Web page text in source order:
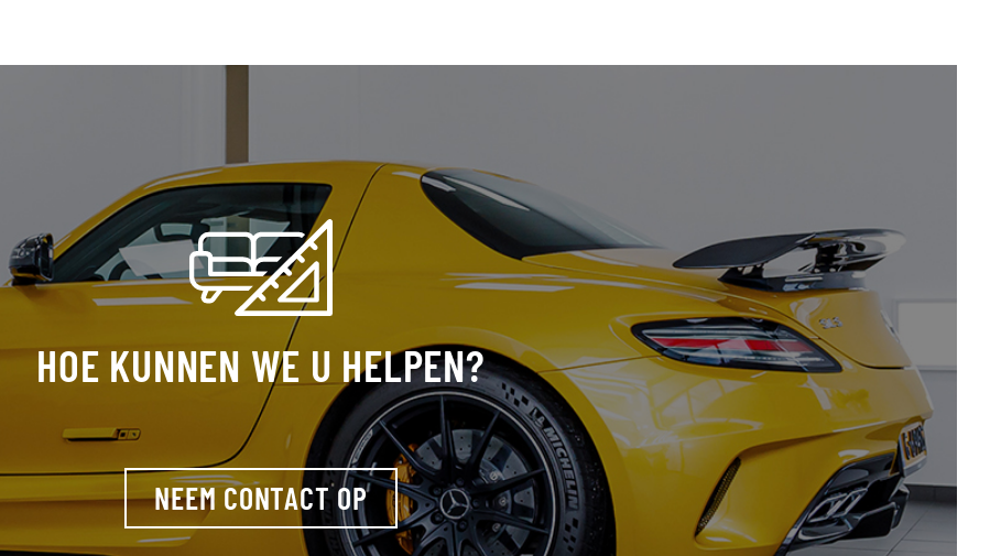
HOE KUNNEN WE U HELPEN?
NEEM CONTACT OP